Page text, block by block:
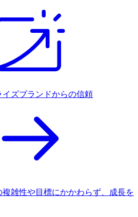
イズブランドからの信頼
複雑性や目標にかかわらず、成長を